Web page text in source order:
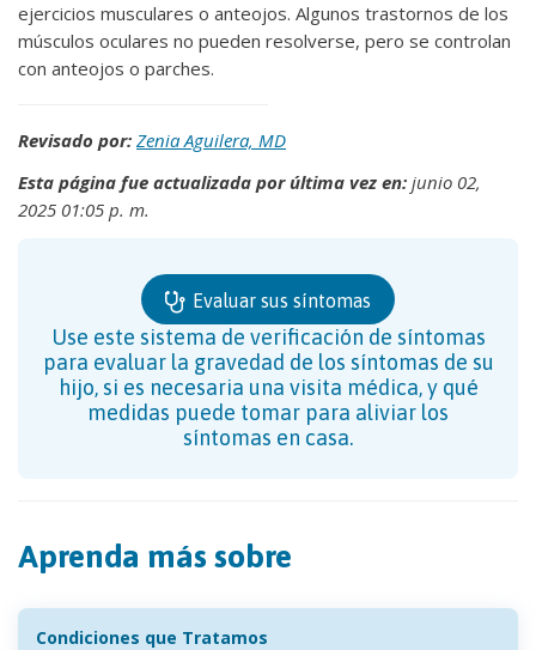
ejercicios musculares o anteojos. Algunos trastornos de los
músculos oculares no pueden resolverse, pero se controlan
con anteojos o parches.
Revisado por: Zenia Aguilera, MD
Esta página fue actualizada por última vez en: junio 02,
2025 01:05 p. m.
Evaluar sus síntomas
Use este sistema de verificación de síntomas
para evaluar la gravedad de los síntomas de su
hijo, si es necesaria una visita médica, y qué
medidas puede tomar para aliviar los
síntomas en casa.
Aprenda más sobre
Condiciones que Tratamos